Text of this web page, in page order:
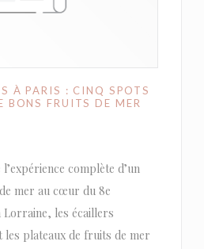
À PARIS : CINQ SPOTS
BONS FRUITS DE MER
complète d’un
mer au cœur du 8e
Lorraine, les écaillers
plateaux de fruits de mer